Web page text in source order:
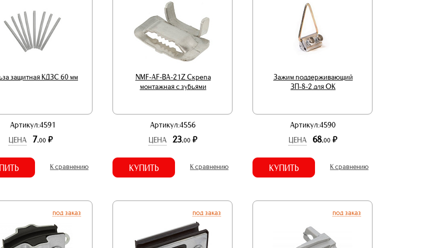
защитная КДЗС 60 мм
Артикул:4591
ЦЕНА
7.00 р.
К сравнению
NMF-AF-BA-21Z Скрепа
монтажная с зубьями
Артикул:4556
ЦЕНА
23.00 р.
КУПИТЬ К сравнению
Зажим поддерживающий
ЗП-8-2 для ОК
Артикул:4590
ЦЕНА
68.00 р.
КУПИТЬ К сравнению
под заказ под заказ под заказ